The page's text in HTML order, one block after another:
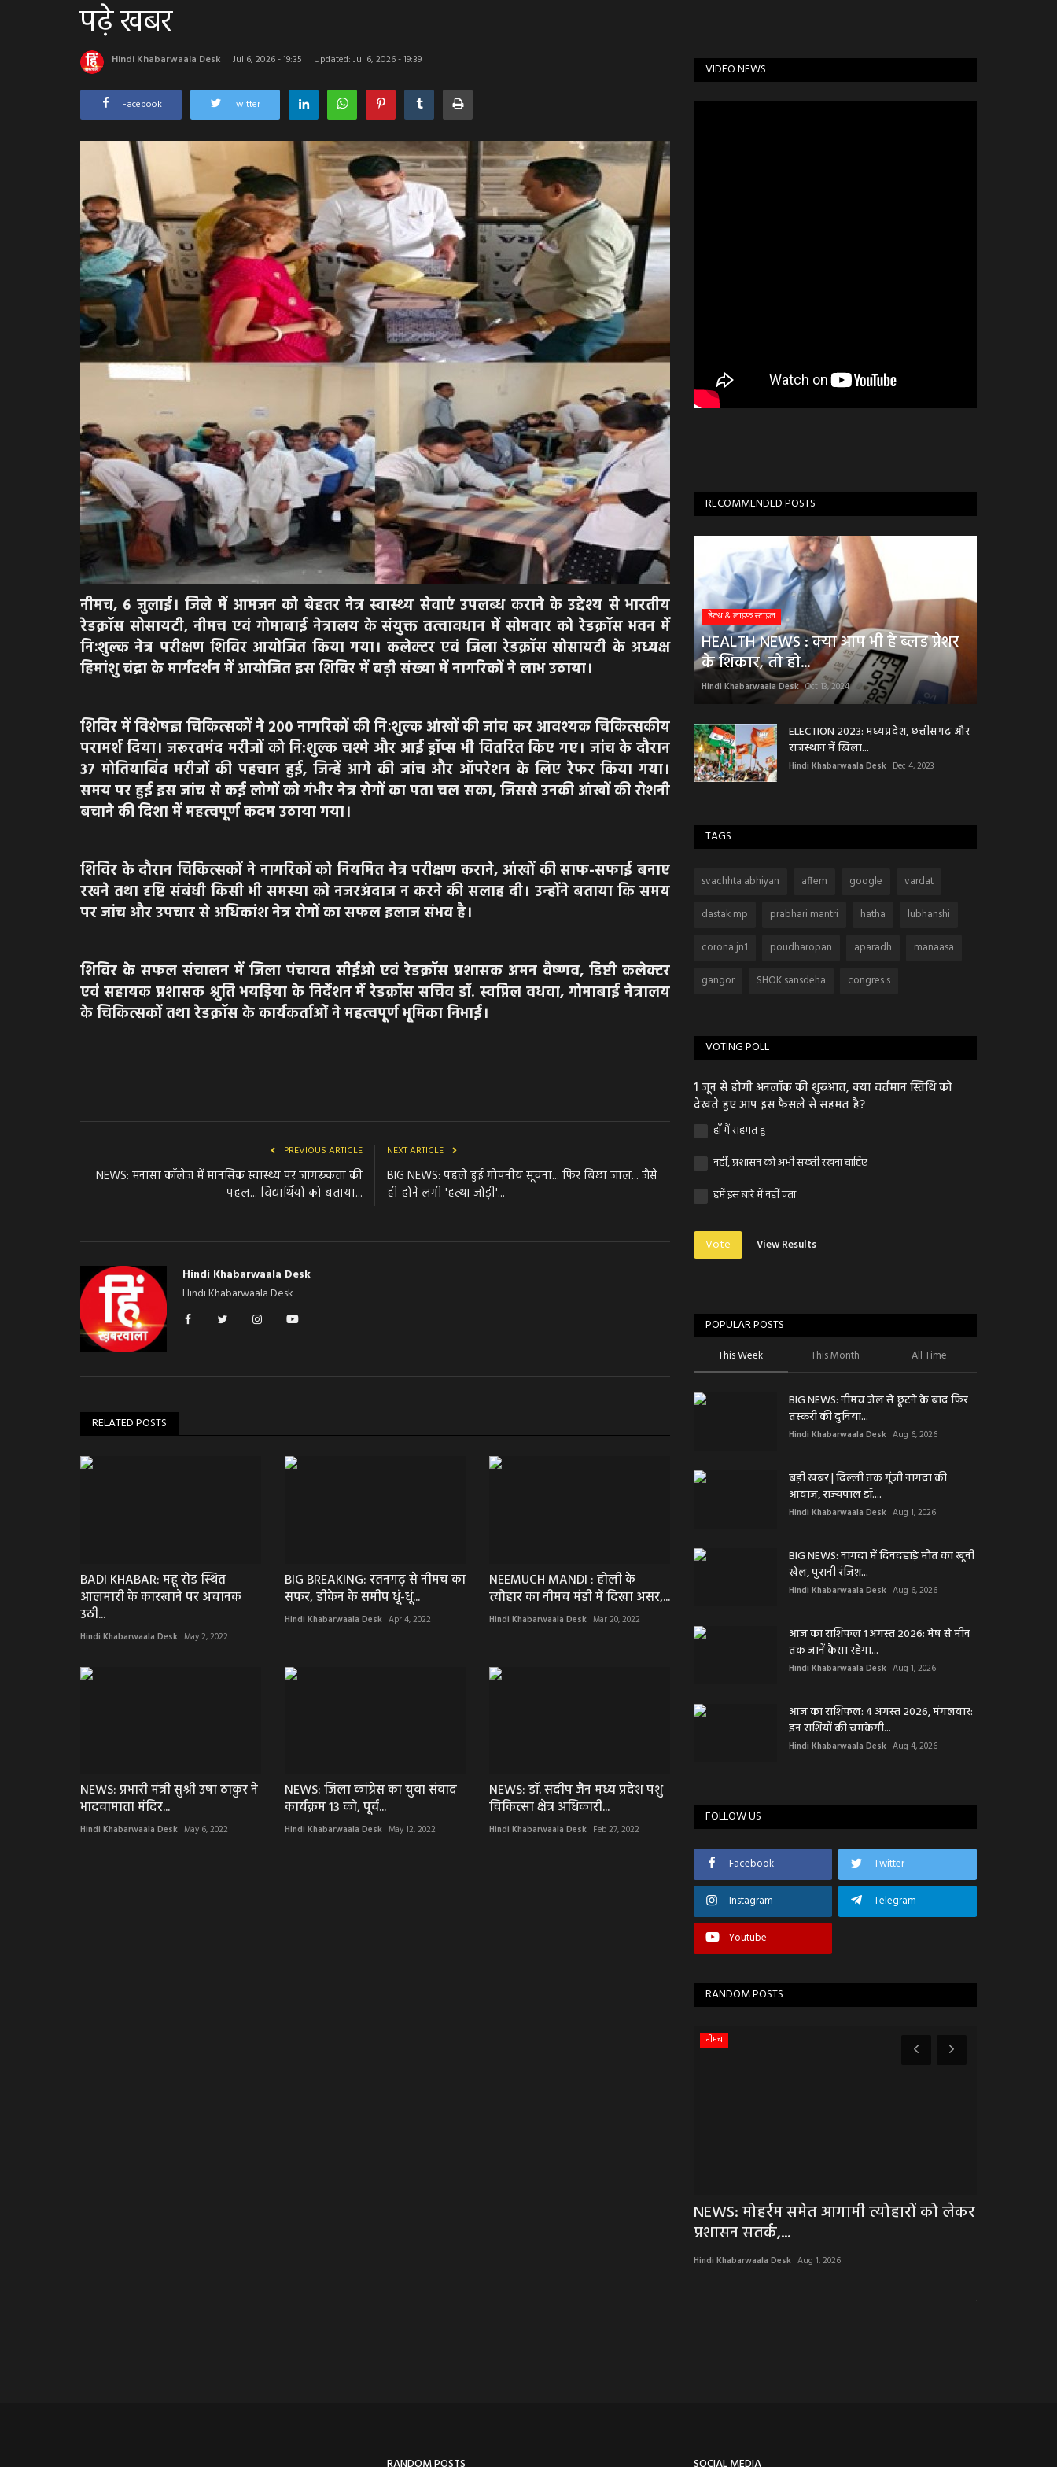
पढ़े खबर
Hindi Khabarwaala Desk Jul 6, 2026 - 19:35 Updated: Jul 6, 2026 - 19:39
Facebook Twitter
नीमच, 6 जुलाई। जिले में आमजन को बेहतर नेत्र स्वास्थ्य सेवाएं उपलब्ध कराने के उद्देश्य से भारतीय
रेडक्रॉस सोसायटी, नीमच एवं गोमाबाई नेत्रालय के संयुक्त तत्वावधान में सोमवार को रेडक्रॉस भवन में
निःशुल्क नेत्र परीक्षण शिविर आयोजित किया गया। कलेक्टर एवं जिला रेडक्रॉस सोसायटी के अध्यक्ष
हिमांशु चंद्रा के मार्गदर्शन में आयोजित इस शिविर में बड़ी संख्या में नागरिकों ने लाभ उठाया।
शिविर में विशेषज्ञ चिकित्सकों ने 200 नागरिकों की निःशुल्क आंखों की जांच कर आवश्यक चिकित्सकीय
परामर्श दिया। जरूरतमंद मरीजों को नि:शुल्क चश्मे और आई ड्रॉप्स भी वितरित किए गए। जांच के दौरान
37 मोतियाबिंद मरीजों की पहचान हुई, जिन्हें आगे की जांच और ऑपरेशन के लिए रेफर किया गया।
समय पर हुई इस जांच से कई लोगों को गंभीर नेत्र रोगों का पता चल सका, जिससे उनकी आंखों की रोशनी
बचाने की दिशा में महत्वपूर्ण कदम उठाया गया।
शिविर के दौरान चिकित्सकों ने नागरिकों को नियमित नेत्र परीक्षण कराने, आंखों की साफ-सफाई बनाए
रखने तथा दृष्टि संबंधी किसी भी समस्या को नजरअंदाज न करने की सलाह दी। उन्होंने बताया कि समय
पर जांच और उपचार से अधिकांश नेत्र रोगों का सफल इलाज संभव है।
शिविर के सफल संचालन में जिला पंचायत सीईओ एवं रेडक्रॉस प्रशासक अमन वैष्णव, डिप्टी कलेक्टर
एवं सहायक प्रशासक श्रुति भयड़िया के निर्देशन में रेडक्रॉस सचिव डॉ. स्वप्निल वधवा, गोमाबाई नेत्रालय
के चिकित्सकों तथा रेडक्रॉस के कार्यकर्ताओं ने महत्वपूर्ण भूमिका निभाई।
PREVIOUS ARTICLE
NEWS: मनासा कॉलेज में मानसिक स्वास्थ्य पर जागरूकता की
पहल... विद्यार्थियों को बताया...
NEXT ARTICLE
BIG NEWS: पहले हुई गोपनीय सूचना... फिर बिछा जाल... जैसे
ही होने लगी 'हत्था जोड़ी'...
Hindi Khabarwaala Desk
Hindi Khabarwaala Desk
RELATED POSTS
BADI KHABAR: महू रोड स्थित
आलमारी के कारखाने पर अचानक
उठी...
Hindi Khabarwaala Desk May 2, 2022
BIG BREAKING: रतनगढ़ से नीमच का
सफर, डीकेन के समीप धूं-धूं...
Hindi Khabarwaala Desk Apr 4, 2022
NEEMUCH MANDI : होली के
त्यौहार का नीमच मंडी में दिखा असर,...
Hindi Khabarwaala Desk Mar 20, 2022
NEWS: प्रभारी मंत्री सुश्री उषा ठाकुर ने
भादवामाता मंदिर...
Hindi Khabarwaala Desk May 6, 2022
NEWS: जिला कांग्रेस का युवा संवाद
कार्यक्रम 13 को, पूर्व...
Hindi Khabarwaala Desk May 12, 2022
NEWS: डॉ. संदीप जैन मध्य प्रदेश पशु
चिकित्सा क्षेत्र अधिकारी...
Hindi Khabarwaala Desk Feb 27, 2022
VIDEO NEWS
RECOMMENDED POSTS
हेल्थ & लाइफ स्टाइल
HEALTH NEWS : क्या आप भी है ब्लड प्रेशर
के शिकार, तो हो...
Hindi Khabarwaala Desk Oct 13, 2024
ELECTION 2023: मध्यप्रदेश, छत्तीसगढ़ और
राजस्थान में खिला...
Hindi Khabarwaala Desk Dec 4, 2023
TAGS
svachhta abhiyan affem google
vardat
dastak mp
prabhari mantri hatha
lubhanshi
corona jn1
poudharopan aparadh
manaasa
gangor
SHOK sansdeha congres s
VOTING POLL
1 जून से होगी अनलॉक की शुरुआत, क्या वर्तमान स्तिथि को
देखते हुए आप इस फैसले से सहमत है?
हाँ मैं सहमत हु
नहीं, प्रशासन को अभी सख्ती रखना चाहिए
हमें इस बारे में नहीं पता
Vote View Results
POPULAR POSTS
This Week This Month All Time
BIG NEWS: नीमच जेल से छूटने के बाद फिर
तस्करी की दुनिया...
Hindi Khabarwaala Desk Aug 6, 2026
बड़ी खबर | दिल्ली तक गूंजी नागदा की
आवाज़, राज्यपाल डॉ....
Hindi Khabarwaala Desk Aug 1, 2026
BIG NEWS: नागदा में दिनदहाड़े मौत का खूनी
खेल, पुरानी रंजिश...
Hindi Khabarwaala Desk Aug 6, 2026
आज का राशिफल 1 अगस्त 2026: मेष से मीन
तक जानें कैसा रहेगा...
Hindi Khabarwaala Desk Aug 1, 2026
आज का राशिफल: 4 अगस्त 2026, मंगलवार:
इन राशियों की चमकेगी...
Hindi Khabarwaala Desk Aug 4, 2026
FOLLOW US
Facebook Twitter
Instagram Telegram
Youtube
RANDOM POSTS
नीमच
NEWS: मोहर्रम समेत आगामी त्योहारों को लेकर
प्रशासन सतर्क,...
Hindi Khabarwaala Desk Aug 1, 2026